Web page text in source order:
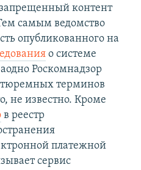
контент
самым ведомство
опубликованного на
о системе
Роскомнадзор
тюремных терминов
не известно. Кроме
в реестр
платежной
сервис